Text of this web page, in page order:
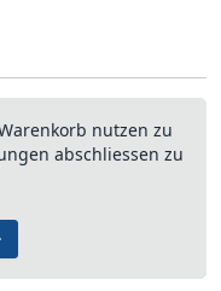
nutzen zu
abschliessen zu